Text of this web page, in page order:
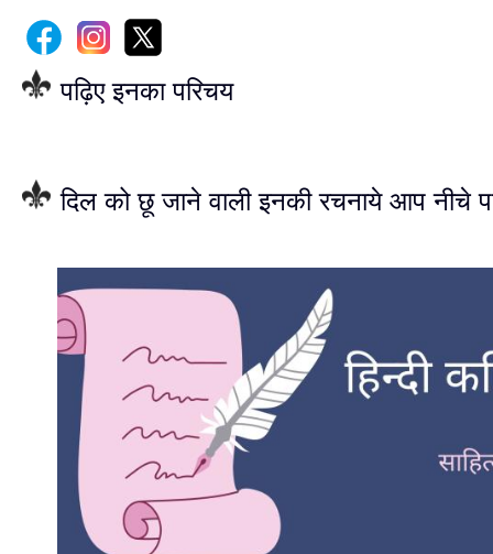
पढ़िए इनका परिचय
दिल को छू जाने वाली इनकी रचनाये आप नीचे